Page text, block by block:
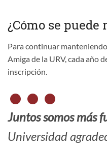
¿Cómo se puede
Para continuar
Amiga de la URV, cada año
inscripción.
Juntos somos más
Universidad